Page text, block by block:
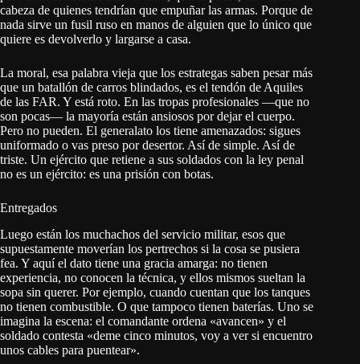
cabeza de quienes tendrían que empuñar las armas. Porque de
nada sirve un fusil ruso en manos de alguien que lo único que
quiere es devolverlo y largarse a casa.
La moral, esa palabra vieja que los estrategas saben pesar más
que un batallón de carros blindados, es el tendón de Aquiles
de las FAR. Y está roto. En las tropas profesionales —que no
son pocas— la mayoría están ansiosos por dejar el cuerpo.
Pero no pueden. El generalato los tiene amenazados: sigues
uniformado o vas preso por desertor. Así de simple. Así de
triste. Un ejército que retiene a sus soldados con la ley penal
no es un ejército: es una prisión con botas.
Entregados
Luego están los muchachos del servicio militar, esos que
supuestamente moverían los pertrechos si la cosa se pusiera
fea. Y aquí el dato tiene una gracia amarga: no tienen
experiencia, no conocen la técnica, y ellos mismos sueltan la
sopa sin querer. Por ejemplo, cuando cuentan que los tanques
no tienen combustible. O que tampoco tienen baterías. Uno se
imagina la escena: el comandante ordena «avancen» y el
soldado contesta «deme cinco minutos, voy a ver si encuentro
unos cables para puentear».